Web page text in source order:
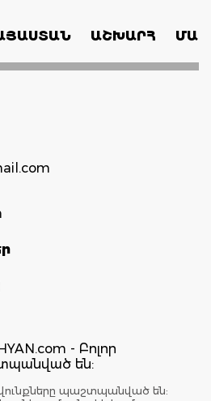
ԱՇԽԱՐՀ
- Բոլոր
են:
պաշտպանված են: